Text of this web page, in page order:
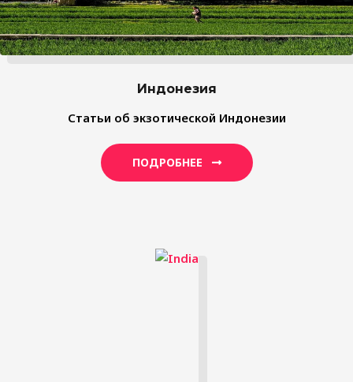
Индонезия
Статьи об экзотической Индонезии
ПОДРОБНЕЕ